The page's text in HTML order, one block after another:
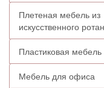
Плетеная мебель из
искусственного
Пластиковая мебель
Мебель для офиса